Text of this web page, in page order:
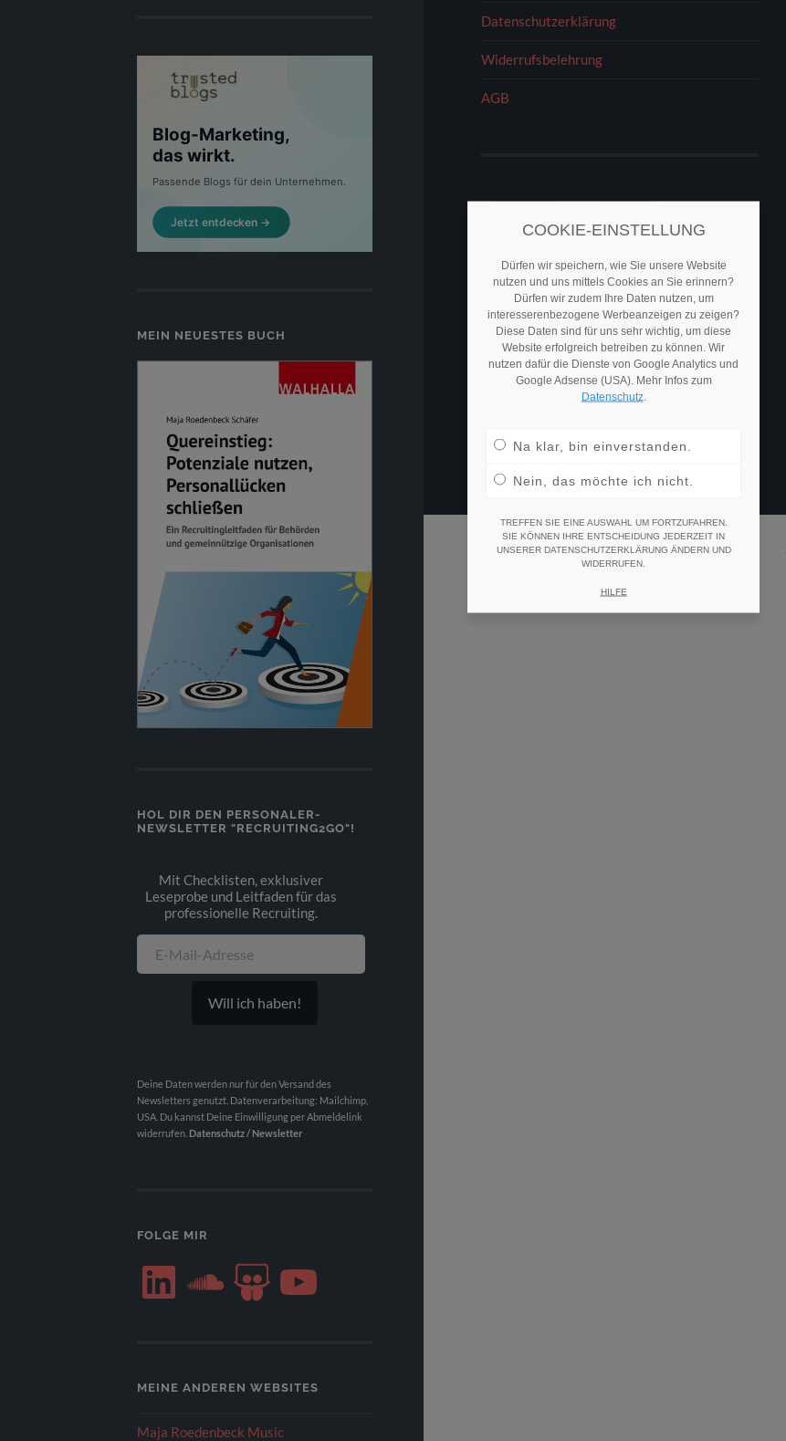
MEIN NEUESTES BUCH
HOL DIR DEN PERSONALER-
NEWSLETTER "RECRUITING2GO"!
Mit Checklisten, exklusiver
Leseprobe und Leitfaden für das
professionelle Recruiting.
Deine Daten werden nur für den Versand des
Newsletters genutzt. Datenverarbeitung: Mailchimp,
USA. Du kannst Deine Einwilligung per Abmeldelink
widerrufen. Datenschutz / Newsletter
FOLGE MIR
LinkedIn SoundCloudSlideShare
MEINE ANDEREN WEBSITES
Maja Roedenbeck Music
Datenschutzerklärung
Widerrufsbelehrung
AGB
RECRUITING 2GO
COOKIE-EINSTELLUNG
Dürfen wir speichern, wie Sie unsere Website
nutzen und uns mittels Cookies an Sie erinnern?
Dürfen wir zudem Ihre Daten nutzen, um
interesserenbezogene Werbeanzeigen zu zeigen?
Diese Daten sind für uns sehr wichtig, um diese
Website erfolgreich betreiben zu können. Wir
nutzen dafür die Dienste von Google Analytics und
Google Adsense (USA). Mehr Infos zum
Datenschutz.
Na klar, bin einverstanden.
Nein, das möchte ich nicht.
TREFFEN SIE EINE AUSWAHL UM FORTZUFAHREN.
SIE KÖNNEN IHRE ENTSCHEIDUNG JEDERZEIT IN
UNSERER DATENSCHUTZERKLÄRUNG ÄNDERN UND
WIDERRUFEN.
HILFE